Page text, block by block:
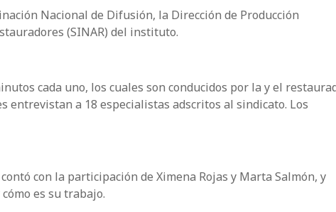
Nacional de Difusión, la Dirección de Producción
(SINAR) del instituto.
cada uno, los cuales son conducidos por la y el
entrevistan a 18 especialistas adscritos al sindicato. Los
contó con la participación de Ximena Rojas y Marta Salmón, y
es su trabajo.